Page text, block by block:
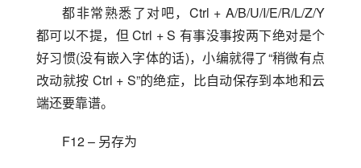
都非常熟悉了对吧，Ctrl + A/B/U/I/E/R/L/Z/Y
都可以不提，但 Ctrl + S 有事没事按两下绝对是个
好习惯(没有嵌入字体的话)，小编就得了“稍微有点
改动就按 Ctrl + S”的绝症，比自动保存到本地和云
端还要靠谱。
F12 – 另存为